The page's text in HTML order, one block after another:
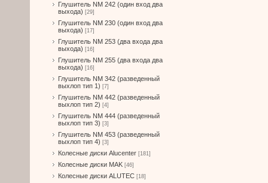
Глушитель NM 242 (один вход два
выхода) [29]
Глушитель NM 230 (один вход два
выхода) [17]
Глушитель NM 253 (два входа два
выхода) [16]
Глушитель NM 255 (два входа два
выхода) [16]
Глушитель NM 342 (разведенный
выхлоп тип 1) [7]
Глушитель NM 442 (разведенный
выхлоп тип 2) [4]
Глушитель NM 444 (разведенный
выхлоп тип 3) [3]
Глушитель NM 453 (разведенный
выхлоп тип 4) [3]
Колесные диски Alucenter [181]
Колесные диски MAK [46]
Колесные диски ALUTEC [18]